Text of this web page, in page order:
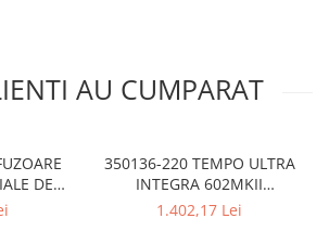
AU CUMPARAT
DE
350136-220 TEMPO ULTRA
INTEGRA 602MKII
DIFUZOARE COAXIALE DE
1.402,17 Lei